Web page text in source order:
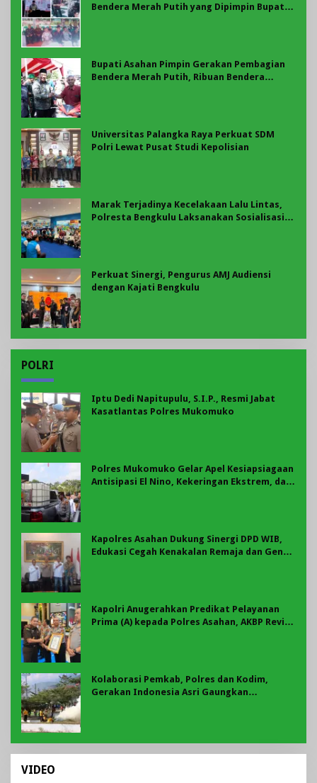
Bendera Merah Putih yang Dipimpin Bupati
Bupati Asahan Pimpin Gerakan Pembagian
Bendera Merah Putih, Ribuan Bendera
Universitas Palangka Raya Perkuat SDM
Polri Lewat Pusat Studi Kepolisian
Marak Terjadinya Kecelakaan Lalu Lintas,
Polresta Bengkulu Laksanakan Sosialisasi
Perkuat Sinergi, Pengurus AMJ Audiensi
dengan Kajati Bengkulu
POLRI
Iptu Dedi Napitupulu, S.I.P., Resmi Jabat
Kasatlantas Polres Mukomuko
Polres Mukomuko Gelar Apel Kesiapsiagaan
Antisipasi El Nino, Kekeringan Ekstrem, dan
Kapolres Asahan Dukung Sinergi DPD WIB,
Edukasi Cegah Kenakalan Remaja dan Geng
Kapolri Anugerahkan Predikat Pelayanan
Prima (A) kepada Polres Asahan, AKBP Revi
Kolaborasi Pemkab, Polres dan Kodim,
Gerakan Indonesia Asri Gaungkan
VIDEO